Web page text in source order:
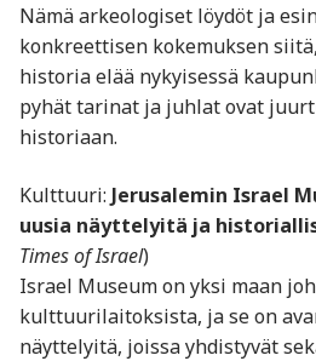
Nämä arkeologiset löydöt ja
konkreettisen kokemuksen
historia elää nykyisessä
pyhät tarinat ja juhlat ovat
historiaan.
Kulttuuri: Jerusalemin Israel
uusia näyttelyitä ja
Times of Israel)
Israel Museum on yksi maan
kulttuurilaitoksista, ja se on
näyttelyitä, joissa yhdistyvät